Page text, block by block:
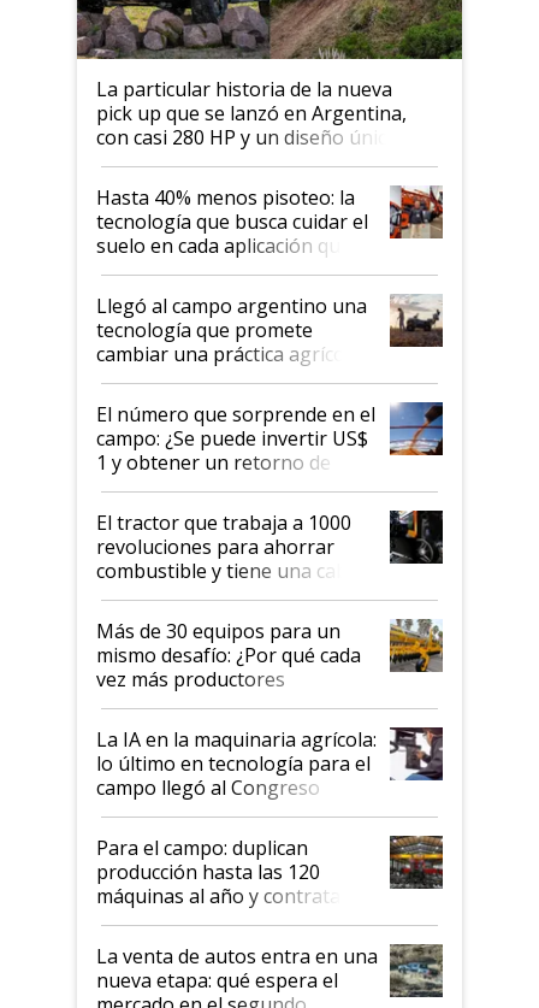
La particular historia de la nueva
pick up que se lanzó en Argentina,
con casi 280 HP y un diseño único: a
cuánto se vende
Hasta 40% menos pisoteo: la
tecnología que busca cuidar el
suelo en cada aplicación que
llevó Jacto al Congreso
Aapresid 2026
Llegó al campo argentino una
tecnología que promete
cambiar una práctica agrícola
clave: ¿Y si analizar el suelo
fuera tan simple como apretar
un botón?
El número que sorprende en el
campo: ¿Se puede invertir US$
1 y obtener un retorno de
hasta US$ 10 en agricultura?
El tractor que trabaja a 1000
revoluciones para ahorrar
combustible y tiene una cabina
que parece una computadora:
lo último en el mundo,
disponible en Argentina
Más de 30 equipos para un
mismo desafío: ¿Por qué cada
vez más productores
incorporan fertilizante bajo
tierra?
La IA en la maquinaria agrícola:
lo último en tecnología para el
campo llegó al Congreso
Aapresid 2026
Para el campo: duplican
producción hasta las 120
máquinas al año y contratan
especialistas de la industria
automotriz para lograrlo
La venta de autos entra en una
nueva etapa: qué espera el